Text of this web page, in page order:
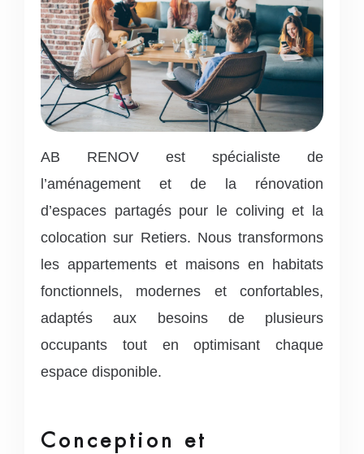
AB RENOV est spécialiste de
l’aménagement et de la rénovation
d’espaces partagés pour le coliving et la
colocation sur Retiers. Nous transformons
les appartements et maisons en habitats
fonctionnels, modernes et confortables,
adaptés aux besoins de plusieurs
occupants tout en optimisant chaque
espace disponible.
Conception et